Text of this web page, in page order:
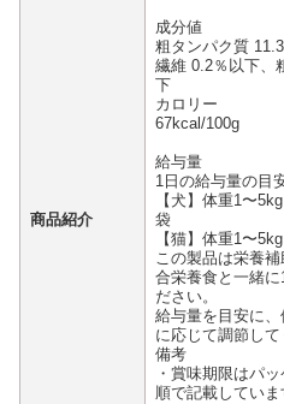
商品紹介
成分値
粗タンパク質
繊維 0.2％以下、
下
カロリー
67kcal/100g
給与量
1日の給与量の目
【犬】体重1〜
袋
【猫】体重1〜
この製品は栄養
合栄養食と一緒に
ださい。
給与量を目安に
に応じて調節して
備考
・賞味期限はパ
順で記載していま